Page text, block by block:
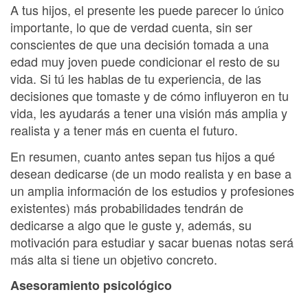
A tus hijos, el presente les puede parecer lo único
importante, lo que de verdad cuenta, sin ser
conscientes de que una decisión tomada a una
edad muy joven puede condicionar el resto de su
vida. Si tú les hablas de tu experiencia, de las
decisiones que tomaste y de cómo influyeron en tu
vida, les ayudarás a tener una visión más amplia y
realista y a tener más en cuenta el futuro.
En resumen, cuanto antes sepan tus hijos a qué
desean dedicarse (de un modo realista y en base a
un amplia información de los estudios y profesiones
existentes) más probabilidades tendrán de
dedicarse a algo que le guste y, además, su
motivación para estudiar y sacar buenas notas será
más alta si tiene un objetivo concreto.
Asesoramiento psicológico